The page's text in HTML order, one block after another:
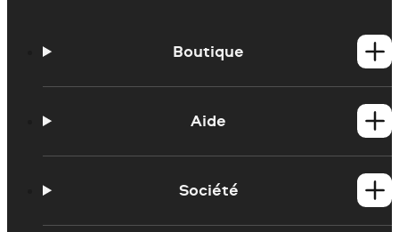
Boutique
Produits Mac
Aide
Contacter l'assistance Movavi
Société